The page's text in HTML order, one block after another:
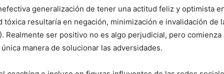
generalización de tener una actitud feliz y optimista
resultaría en negación, minimización e invalidación de
Realmente ser positivo no es algo perjudicial, pero comienza
manera de solucionar las adversidades.